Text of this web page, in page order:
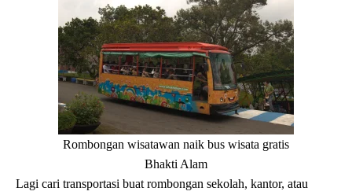
Rombongan wisatawan naik bus wisata gratis
Bhakti Alam
Lagi cari transportasi buat rombongan sekolah, kantor, atau